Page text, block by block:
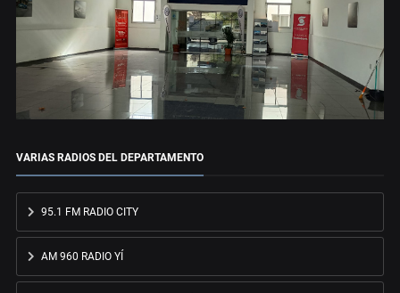
VARIAS RADIOS DEL DEPARTAMENTO
95.1 FM RADIO CITY
AM 960 RADIO YÍ